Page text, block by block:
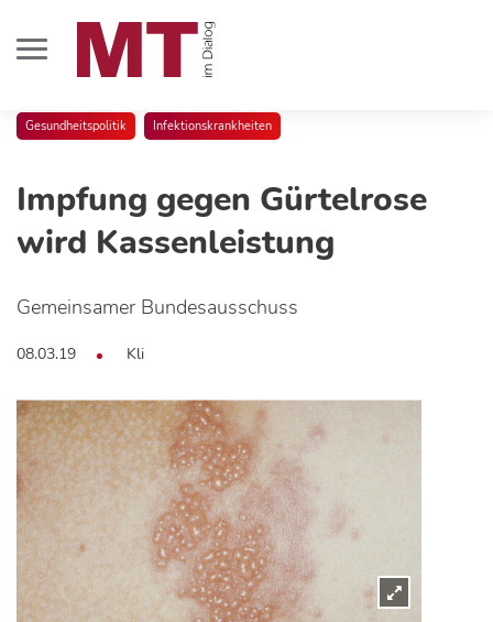
Gesundheitspolitik Infektionskrankheiten
Impfung gegen Gürtelrose
wird Kassenleistung
Gemeinsamer Bundesausschuss
08.03.19 Kli